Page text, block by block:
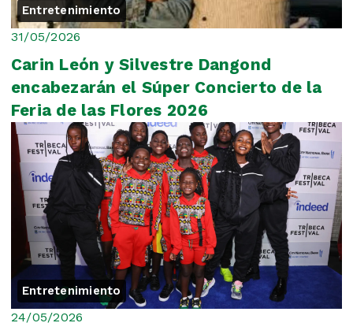
Entretenimiento
31/05/2026
Carin León y Silvestre Dangond
encabezarán el Súper Concierto de la
Feria de las Flores 2026
Entretenimiento
24/05/2026